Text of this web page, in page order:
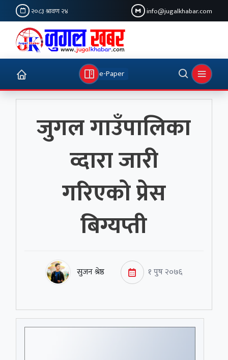
२०८३ श्रावण २४ info@jugalkhabar.com
e-Paper
जुगल गाउँपालिका
व्दारा जारी
गरिएको प्रेस
बिग्यप्ती
सुजन श्रेष्ठ १ पुष २०७६